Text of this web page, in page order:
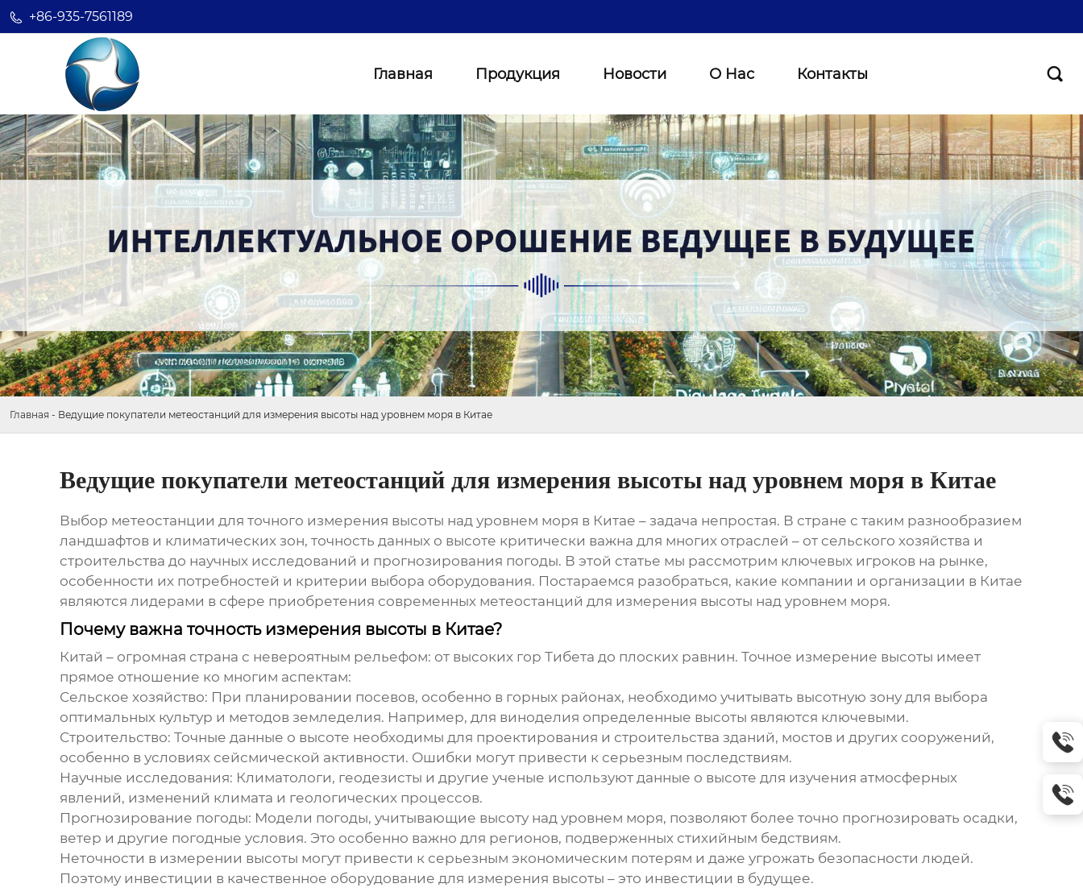
+86-935-7561189
Главная Продукция Новости О Нас Контакты 
Главная - Ведущие покупатели метеостанций для измерения высоты над уровнем моря в Китае
Ведущие покупатели метеостанций для измерения высоты над уровнем моря в Китае
Выбор метеостанции для точного измерения высоты над уровнем моря в Китае – задача непростая. В стране с таким разнообразием
ландшафтов и климатических зон, точность данных о высоте критически важна для многих отраслей – от сельского хозяйства и
строительства до научных исследований и прогнозирования погоды. В этой статье мы рассмотрим ключевых игроков на рынке,
особенности их потребностей и критерии выбора оборудования. Постараемся разобраться, какие компании и организации в Китае
являются лидерами в сфере приобретения современных метеостанций для измерения высоты над уровнем моря.
Почему важна точность измерения высоты в Китае?
Китай – огромная страна с невероятным рельефом: от высоких гор Тибета до плоских равнин. Точное измерение высоты имеет
прямое отношение ко многим аспектам:
Сельское хозяйство: При планировании посевов, особенно в горных районах, необходимо учитывать высотную зону для выбора
оптимальных культур и методов земледелия. Например, для виноделия определенные высоты являются ключевыми.
Строительство: Точные данные о высоте необходимы для проектирования и строительства зданий, мостов и других сооружений,
особенно в условиях сейсмической активности. Ошибки могут привести к серьезным последствиям.
Научные исследования: Климатологи, геодезисты и другие ученые используют данные о высоте для изучения атмосферных
явлений, изменений климата и геологических процессов.
Прогнозирование погоды: Модели погоды, учитывающие высоту над уровнем моря, позволяют более точно прогнозировать осадки,
ветер и другие погодные условия. Это особенно важно для регионов, подверженных стихийным бедствиям.
Неточности в измерении высоты могут привести к серьезным экономическим потерям и даже угрожать безопасности людей.
Поэтому инвестиции в качественное оборудование для измерения высоты – это инвестиции в будущее.